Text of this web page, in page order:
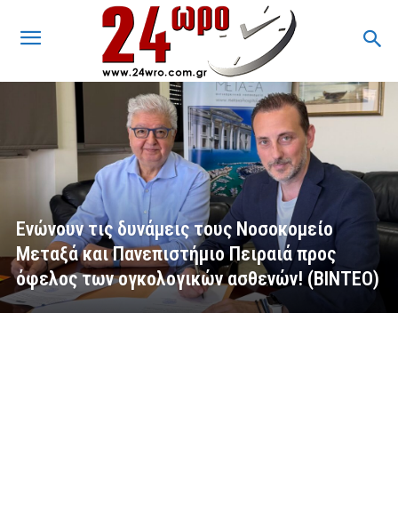
Ενώνουν τις δυνάμεις τους Νοσοκομείο
Μεταξά και Πανεπιστήμιο Πειραιά προς
όφελος των ογκολογικών ασθενών! (ΒΙΝΤΕΟ)